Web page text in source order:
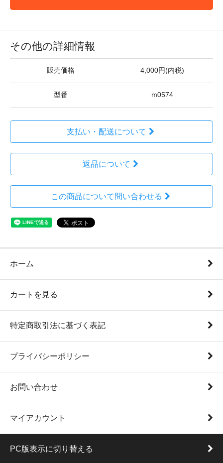
その他の詳細情報
販売価格 4,000円(内税)
型番 m0574
支払い・配送について
返品について
この商品について問い合わせる
ホーム
カートを見る
特定商取引法に基づく表記
プライバシーポリシー
お問い合わせ
マイアカウント
PC版表示に切り替える